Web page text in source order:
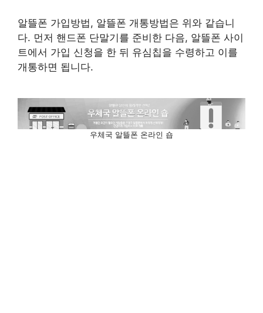
알뜰폰 가입방법, 알뜰폰 개통방법은 위와 같습니
다. 먼저 핸드폰 단말기를 준비한 다음, 알뜰폰 사이
트에서 가입 신청을 한 뒤 유심칩을 수령하고 이를
개통하면 됩니다.
우체국 알뜰폰 온라인 숍